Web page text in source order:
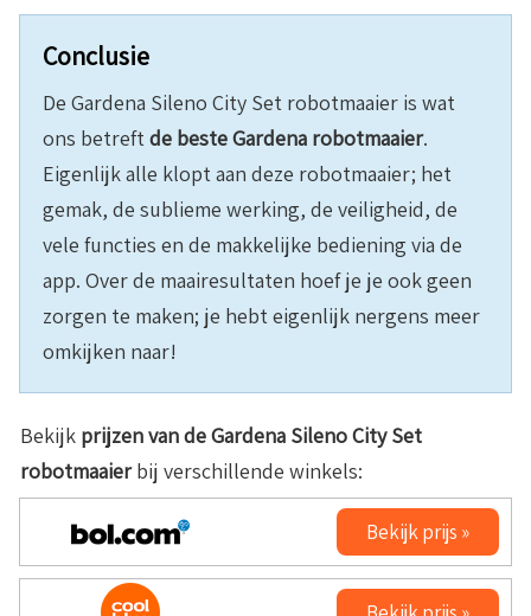
Conclusie
De Gardena Sileno City Set robotmaaier is wat
ons betreftde beste Gardena robotmaaier.
Eigenlijk alle klopt aan deze robotmaaier; het
gemak, de sublieme werking, de veiligheid, de
vele functies en de makkelijke bediening via de
app. Over de maairesultaten hoef je je ook geen
zorgen te maken; je hebt eigenlijk nergens meer
omkijken naar!
Bekijk prijzen van deGardena Sileno City Set
robotmaaierbij verschillende winkels:
Bekijk prijs »